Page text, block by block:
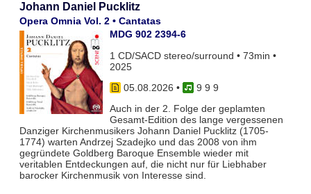
Johann Daniel Pucklitz
Opera Omnia Vol. 2 • Cantatas
MDG 902 2394-6
1 CD/SACD stereo/surround • 73min •
2025
05.08.2026 •
9 9 9
Auch in der 2. Folge der geplamten
Gesamt-Edition des lange vergessenen
Danziger Kirchenmusikers Johann Daniel Pucklitz (1705-
1774) warten Andrzej Szadejko und das 2008 von ihm
gegründete Goldberg Baroque Ensemble wieder mit
veritablen Entdeckungen auf, die nicht nur für Liebhaber
barocker Kirchenmusik von Interesse sind.